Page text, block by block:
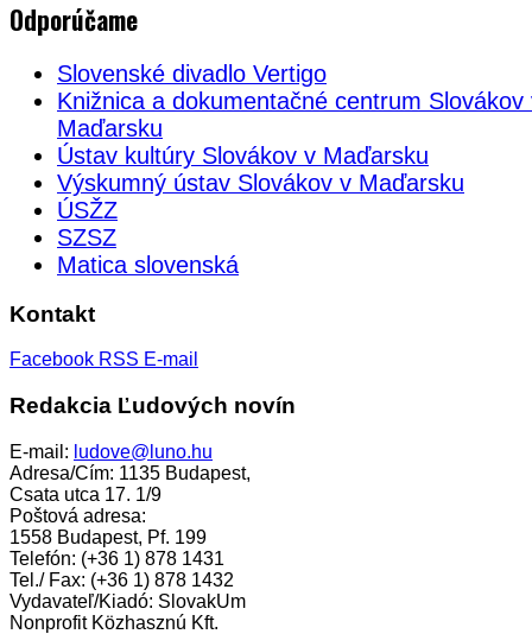
Odporúčame
Slovenské divadlo Vertigo
Knižnica a dokumentačné centrum Slovákov
Maďarsku
Ústav kultúry Slovákov v Maďarsku
Výskumný ústav Slovákov v Maďarsku
ÚSŽZ
SZSZ
Matica slovenská
Kontakt
Facebook RSS E-mail
Redakcia Ľudových novín
E-mail: ludove@luno.hu
Adresa/Cím: 1135 Budapest,
Csata utca 17. 1/9
Poštová adresa:
1558 Budapest, Pf. 199
Telefón: (+36 1) 878 1431
Tel./ Fax: (+36 1) 878 1432
Vydavateľ/Kiadó: SlovakUm
Nonprofit Közhasznú Kft.